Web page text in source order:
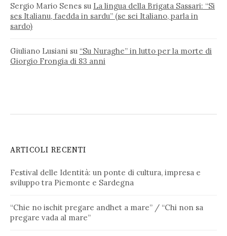
Sergio Mario Senes su La lingua della Brigata Sassari: “Si
ses Italianu, faedda in sardu” (se sei Italiano, parla in
sardo)
Giuliano Lusiani su “Su Nuraghe” in lutto per la morte di
Giorgio Frongia di 83 anni
ARTICOLI RECENTI
Festival delle Identità: un ponte di cultura, impresa e
sviluppo tra Piemonte e Sardegna
“Chie no ischit pregare andhet a mare” / “Chi non sa
pregare vada al mare”